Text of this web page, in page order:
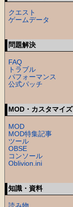
クエスト
ゲームデータ
問題解決
FAQ
トラブル
パフォーマンス
公式パッチ
MOD・カスタマイズ
MOD
MOD特集記事
ツール
OBSE
コンソール
Oblivion.ini
知識・資料